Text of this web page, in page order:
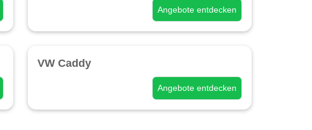
Angebote entdecken
VW Caddy
Angebote entdecken